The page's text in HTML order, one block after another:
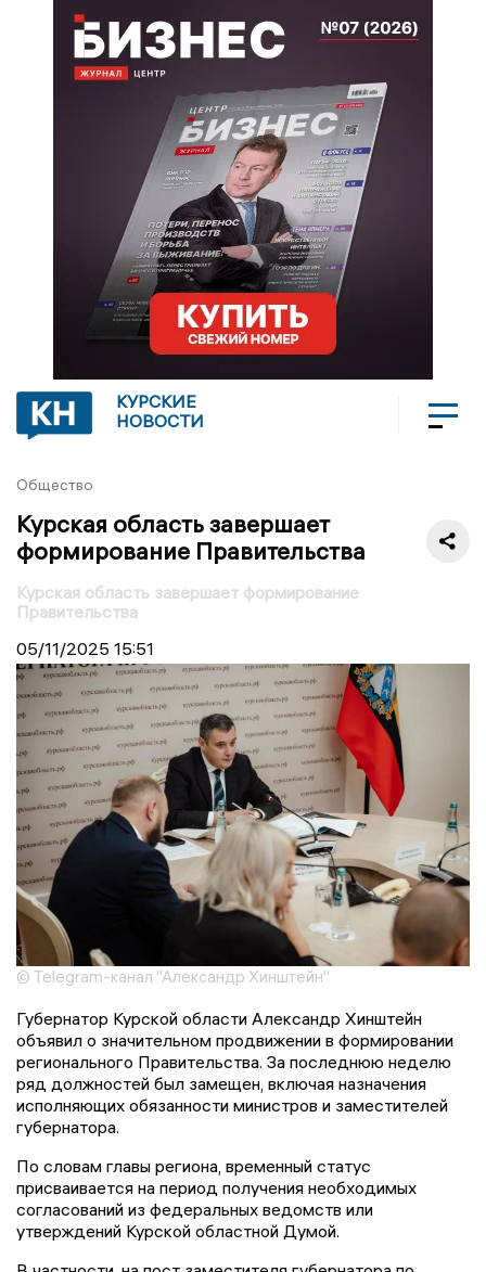
КУРСКИЕ
НОВОСТИ
Общество
Курская область завершает
формирование Правительства
Курская область завершает формирование
Правительства
05/11/2025 15:51
© Telegram-канал "Александр Хинштейн"
Губернатор Курской области Александр Хинштейн
объявил о значительном продвижении в формировании
регионального Правительства. За последнюю неделю
ряд должностей был замещен, включая назначения
исполняющих обязанности министров и заместителей
губернатора.
По словам главы региона, временный статус
присваивается на период получения необходимых
согласований из федеральных ведомств или
утверждений Курской областной Думой.